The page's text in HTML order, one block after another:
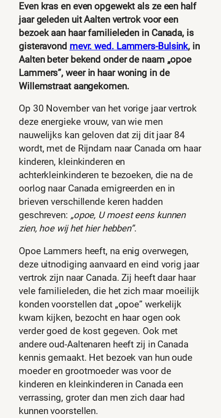
Even kras en even opgewekt als ze een half
jaar geleden uit Aalten vertrok voor een
bezoek aan haar familieleden in Canada, is
gisteravond mevr. wed. Lammers-Bulsink, in
Aalten beter bekend onder de naam „opoe
Lammers”, weer in haar woning in de
Willemstraat aangekomen.
Op 30 November van het vorige jaar vertrok
deze energieke vrouw, van wie men
nauwelijks kan geloven dat zij dit jaar 84
wordt, met de Rijndam naar Canada om haar
kinderen, kleinkinderen en
achterkleinkinderen te bezoeken, die na de
oorlog naar Canada emigreerden en in
brieven verschillende keren hadden
geschreven: „opoe, U moest eens kunnen
zien, hoe wij het hier hebben”.
Opoe Lammers heeft, na enig overwegen,
deze uitnodiging aanvaard en eind vorig jaar
vertrok zijn naar Canada. Zij heeft daar haar
vele familieleden, die het zich maar moeilijk
konden voorstellen dat „opoe” werkelijk
kwam kijken, bezocht en haar ogen ook
verder goed de kost gegeven. Ook met
andere oud-Aaltenaren heeft zij in Canada
kennis gemaakt. Het bezoek van hun oude
moeder en grootmoeder was voor de
kinderen en kleinkinderen in Canada een
verrassing, groter dan men zich daar had
kunnen voorstellen.